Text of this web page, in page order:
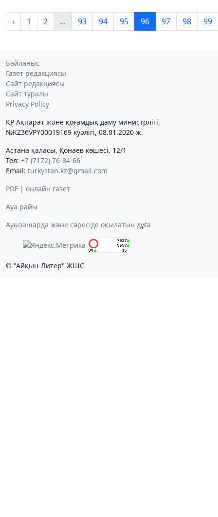
‹ 1 2 ... 93 94 95 96 97 98 99
Байланыс
Газет редакциясы
Сайт редакциясы
Сайт туралы
Privacy Policy
ҚР Ақпарат және қоғамдық даму министрлігі,
№KZ36VPY00019169 куәлігі, 08.01.2020 ж.
Астана қаласы, Қонаев көшесі, 12/1
Тел: +7 (7172) 76-84-66
Email: turkystan.kz@gmail.com
PDF | онлайн газет
Ауа райы
Ауызашарда және сәресіде оқылатын дұға
© "Айқын-Литер" ЖШС